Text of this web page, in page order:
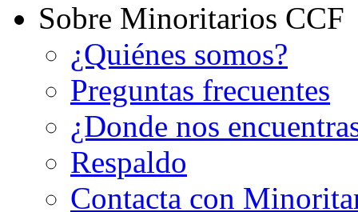
Sobre Minoritarios CCF
¿Quiénes somos?
Preguntas frecuentes
¿Donde nos
Respaldo
Contacta con